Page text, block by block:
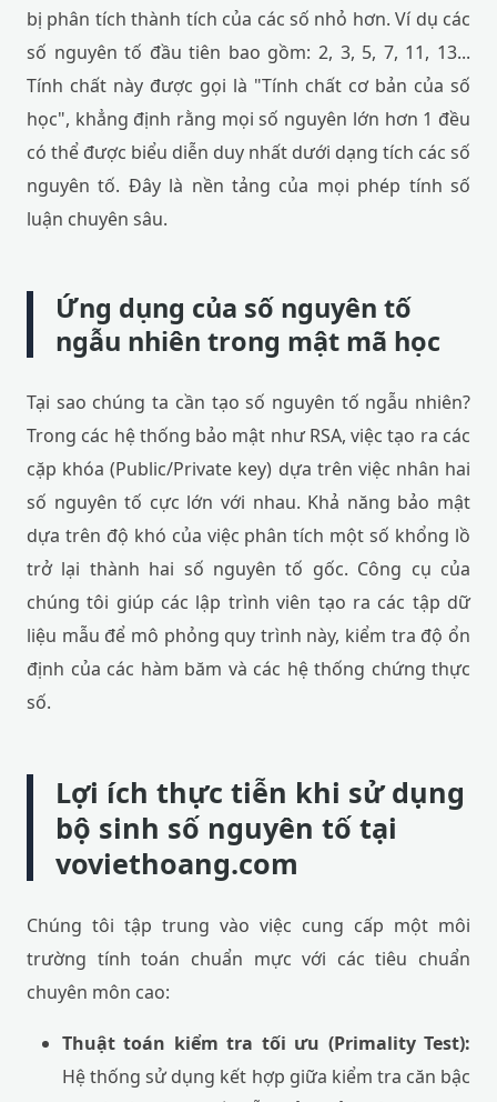
bị phân tích thành tích của các số nhỏ hơn. Ví dụ các
số nguyên tố đầu tiên bao gồm: 2, 3, 5, 7, 11, 13...
Tính chất này được gọi là "Tính chất cơ bản của số
học", khẳng định rằng mọi số nguyên lớn hơn 1 đều
có thể được biểu diễn duy nhất dưới dạng tích các số
nguyên tố. Đây là nền tảng của mọi phép tính số
luận chuyên sâu.
Ứng dụng của số nguyên tố
ngẫu nhiên trong mật mã học
Tại sao chúng ta cần tạo số nguyên tố ngẫu nhiên?
Trong các hệ thống bảo mật như RSA, việc tạo ra các
cặp khóa (Public/Private key) dựa trên việc nhân hai
số nguyên tố cực lớn với nhau. Khả năng bảo mật
dựa trên độ khó của việc phân tích một số khổng lồ
trở lại thành hai số nguyên tố gốc. Công cụ của
chúng tôi giúp các lập trình viên tạo ra các tập dữ
liệu mẫu để mô phỏng quy trình này, kiểm tra độ ổn
định của các hàm băm và các hệ thống chứng thực
số.
Lợi ích thực tiễn khi sử dụng
bộ sinh số nguyên tố tại
voviethoang.com
Chúng tôi tập trung vào việc cung cấp một môi
trường tính toán chuẩn mực với các tiêu chuẩn
chuyên môn cao:
Thuật toán kiểm tra tối ưu (Primality Test):
Hệ thống sử dụng kết hợp giữa kiểm tra căn bậc